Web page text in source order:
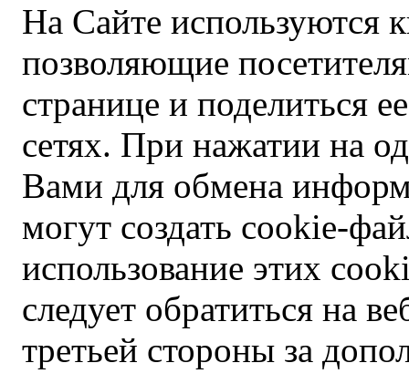
На Сайте используются
позволяющие
странице и поделиться
сетях. При нажатии на
Вами для обмена
могут создать cookie-
использование этих
следует обратиться на
третьей стороны за